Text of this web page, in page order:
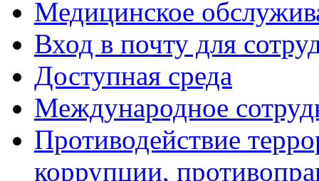
Медицинское
Вход в почту для
Доступная среда
Международное
Противодействие
коррупции,